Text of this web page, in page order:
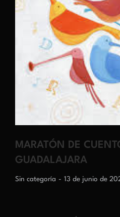
MARATÓN DE
GUADALAJARA
Sin categoría 13 de junio de